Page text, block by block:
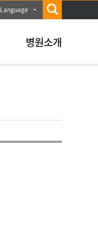
Language
병원소개